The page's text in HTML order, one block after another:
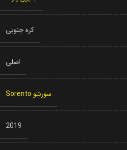
کره جنوبی
اصلی
سورنتو Sorento
2019